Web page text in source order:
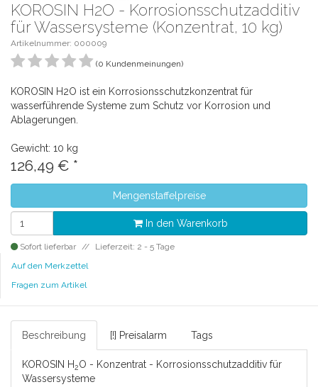
KOROSIN H2O - Korrosionsschutzadditiv
für Wassersysteme (Konzentrat, 10 kg)
Artikelnummer: 000009
(0 Kundenmeinungen)
KOROSIN H2O ist ein Korrosionsschutzkonzentrat für
wasserführende Systeme zum Schutz vor Korrosion und
Ablagerungen.
Gewicht: 10 kg
126,49 € *
Mengenstaffelpreise
In den Warenkorb
Sofort lieferbar
Lieferzeit: 2 - 5 Tage
Auf den Merkzettel
Fragen zum Artikel
Beschreibung [!] Preisalarm Tags
KOROSIN H2O - Konzentrat - Korrosionsschutzadditiv für
Wassersysteme